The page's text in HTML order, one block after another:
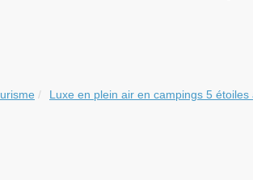
Luxe en plein air en campings 5 étoiles